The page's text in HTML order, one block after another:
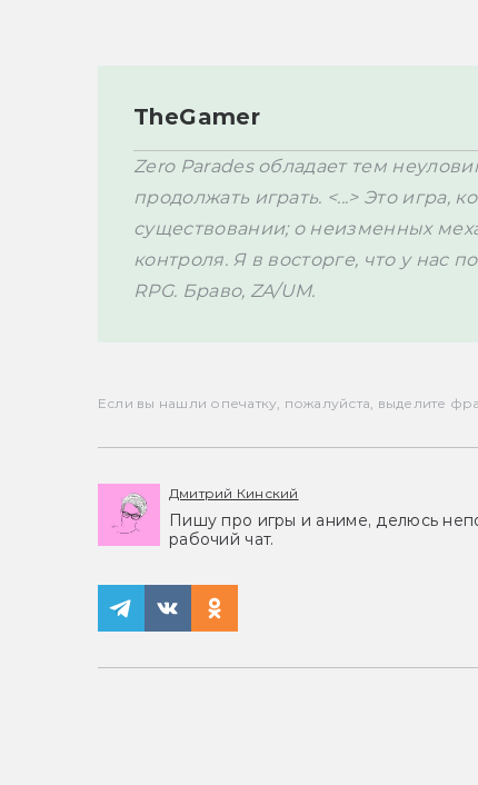
TheGamer
Zero Parades обладает тем
продолжать играть. <...> Это игра,
существовании; о неизменных
контроля. Я в восторге, что у нас
RPG. Браво, ZA/UM.
Если вы нашли опечатку, пожалуйста, выделите
Дмитрий Кинский
Пишу про игры и аниме, делюсь
рабочий чат.